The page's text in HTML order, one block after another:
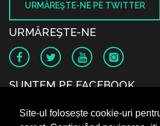
Site-ul folosește cookie-uri
URMĂREŞTE-NE PE TWITTER
URMĂREŞTE-NE
SUNTEM PE FACEBOOK